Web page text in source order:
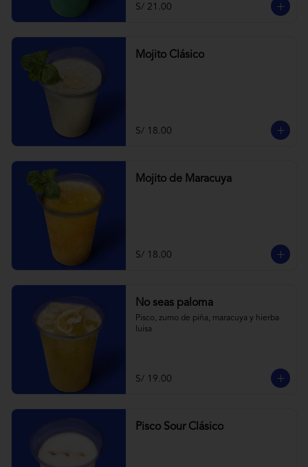
S/ 21.00
Mojito Clásico
S/ 18.00
Mojito de Maracuya
S/ 18.00
No seas paloma
Pisco, zumo de piña, maracuya y hierba
luisa
S/ 19.00
Pisco Sour Clásico